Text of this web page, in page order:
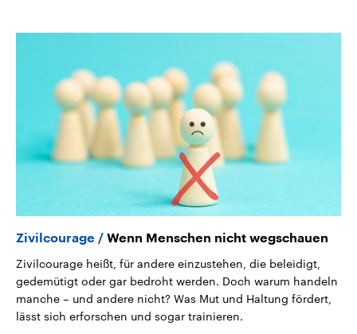
Zivilcourage Wenn Menschen nicht wegschauen
Zivilcourage heißt, für andere einzustehen, die beleidigt,
gedemütigt oder gar bedroht werden. Doch warum handeln
manche – und andere nicht? Was Mut und Haltung fördert,
lässt sich erforschen und sogar trainieren.